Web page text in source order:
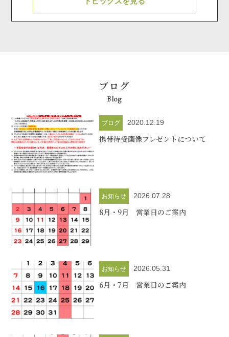
ブログ
Blog
ブログ 2020.12.19
携帯待受画像プレゼントについて
お知らせ 2026.07.28
8月・9月 営業日のご案内
お知らせ 2026.05.31
6月・7月 営業日のご案内